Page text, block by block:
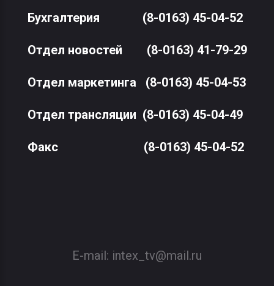
Бухгалтерия (8-0163) 45-04-52
Отдел новостей (8-0163) 41-79-29
Отдел маркетинга (8-0163) 45-04-53
Отдел трансляции (8-0163) 45-04-49
Факс(8-0163) 45-04-52
E-mail: intex_tv@mail.ru